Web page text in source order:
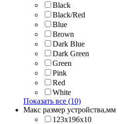
Black
Black/Red
Blue
Brown
Dark Blue
Dark Green
Green
Pink
Red
White
Показать все (10)
Макс размер устройства,мм
123х196х10